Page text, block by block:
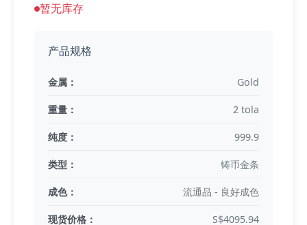
暂无库存
产品规格
金属： Gold
重量： 2 tola
纯度： 999.9
类型： 铸币金条
成色： 流通品 - 良好成色
现货价格： S$4095.94